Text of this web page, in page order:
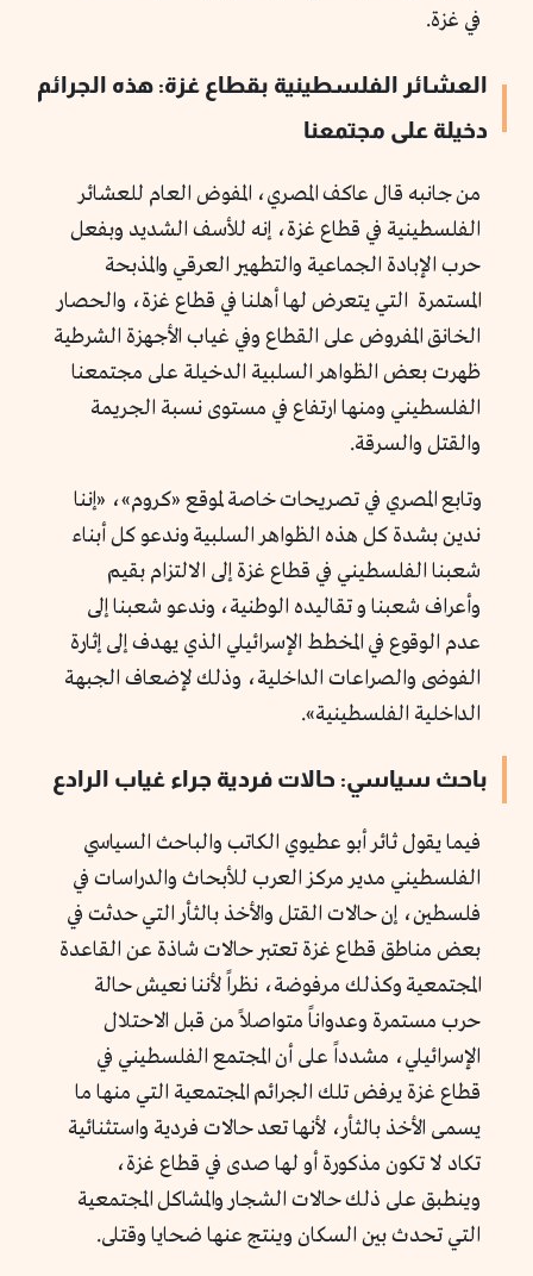
في غزة.
العشائر الفلسطينية بقطاع غزة: هذه الجرائم
دخيلة على مجتمعنا
من جانبه قال عاكف المصري، المفوض العام للعشائر
الفلسطينية في قطاع غزة، إنه للأسف الشديد وبفعل
حرب الإبادة الجماعية والتطهير العرقي والمذبحة
المستمرة التي يتعرض لها أهلنا في قطاع غزة، والحصار
الخانق المفروض على القطاع وفي غياب الأجهزة الشرطية
ظهرت بعض الظواهر السلبية الدخيلة على مجتمعنا
الفلسطيني ومنها ارتفاع في مستوى نسبة الجريمة
والقتل والسرقة.
وتابع المصري في تصريحات خاصة لموقع «كروم»، «إننا
ندين بشدة كل هذه الظواهر السلبية وندعو كل أبناء
شعبنا الفلسطيني في قطاع غزة إلى الالتزام بقيم
وأعراف شعبنا و تقاليده الوطنية، وندعو شعبنا إلى
عدم الوقوع في المخطط الإسرائيلي الذي يهدف إلى إثارة
الفوضى والصراعات الداخلية، وذلك لإضعاف الجبهة
الداخلية الفلسطينية».
باحث سياسي: حالات فردية جراء غياب الرادع
فيما يقول ثائر أبو عطيوي الكاتب والباحث السياسي
الفلسطيني مدير مركز العرب للأبحاث والدراسات في
فلسطين، إن حالات القتل والأخذ بالثأر التي حدثت في
بعض مناطق قطاع غزة تعتبر حالات شاذة عن القاعدة
المجتمعية وكذلك مرفوضة، نظراً لأننا نعيش حالة
حرب مستمرة وعدواناً متواصلاً من قبل الاحتلال
الإسرائيلي، مشدداً على أن المجتمع الفلسطيني في
قطاع غزة يرفض تلك الجرائم المجتمعية التي منها ما
يسمى الأخذ بالثأر، لأنها تعد حالات فردية واستثنائية
تكاد لا تكون مذكورة أو لها صدى في قطاع غزة،
وينطبق على ذلك حالات الشجار والمشاكل المجتمعية
التي تحدث بين السكان وينتج عنها ضحايا وقتلى.